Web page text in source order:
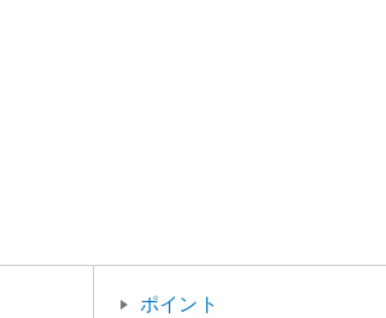
ポイント